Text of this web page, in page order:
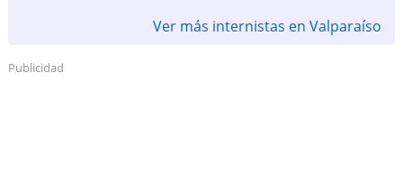
Ver más internistas en Valparaíso
Publicidad